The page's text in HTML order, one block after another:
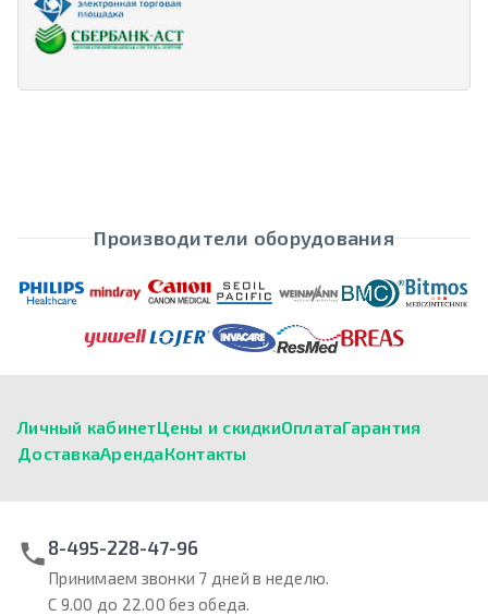
Производители оборудования
Личный кабинетЦены и скидкиОплатаГарантия
ДоставкаАрендаКонтакты
8-495-228-47-96
Принимаем звонки 7 дней в неделю.
С 9.00 до 22.00 без обеда.